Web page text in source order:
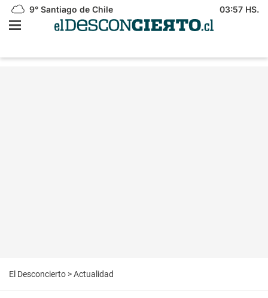
9° Santiago de Chile 03:57 HS.
El Desconcierto >Actualidad